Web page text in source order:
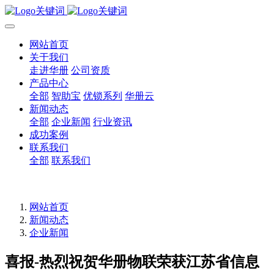
网站首页
关于我们
走进华册 公司资质
产品中心
全部 智助宝 优锁系列 华册云
新闻动态
全部 企业新闻 行业资讯
成功案例
联系我们
全部 联系我们
网站首页
新闻动态
企业新闻
喜报-热烈祝贺华册物联荣获江苏省信息